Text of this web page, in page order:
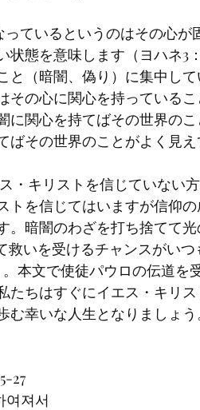
状態を意味します（ヨハネ3
と（暗闇、偽り）に集中し
その心に関心を持っている
に関心を持てばその世界の
ばその世界のことがよく見え
トを信じてはいますが信仰
。暗闇のわざを打ち捨てて
救いを受けるチャンスがい
。本文で使徒パウロの伝道
たちはすぐにイエス・キリ
む幸いな人生となりましょう
27
여져서